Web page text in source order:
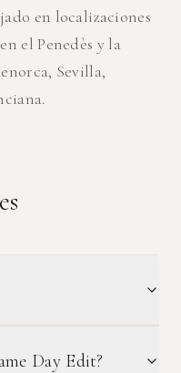
en localizaciones
el Penedès y la
Sevilla,
Day Edit?